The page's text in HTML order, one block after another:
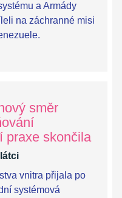
a Armády
na záchranné misi
směr
praxe skončila
vnitra přijala po
systémová